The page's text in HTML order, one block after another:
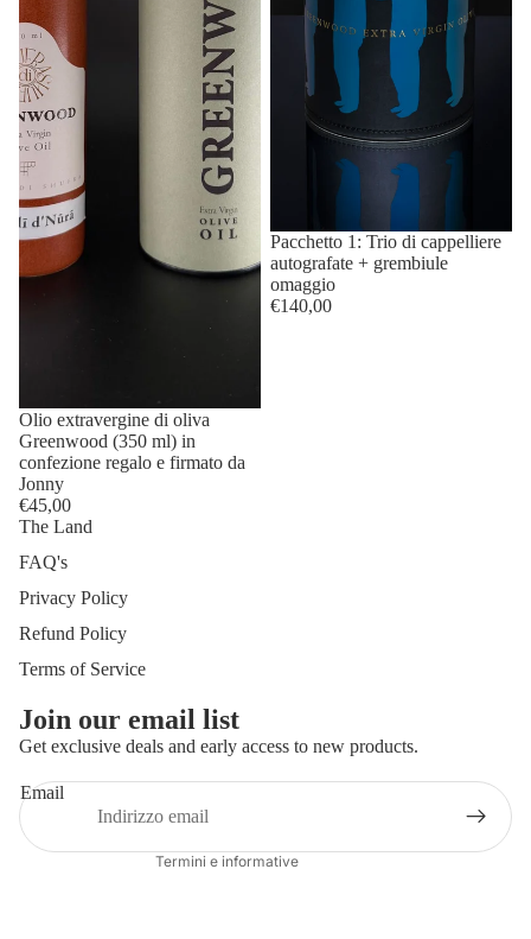
Olio extravergine di oliva
Greenwood (350 ml) in
confezione regalo e firmato da
Jonny
€45,00
Pacchetto 1: Trio di cappelliere
autografate + grembiule
omaggio
€140,00
The Land
FAQ's
Privacy Policy
Refund Policy
Terms of Service
Join our email list
Get exclusive deals and early access to new products.
Email
Termini e informative
Informativa sui rimborsi
Informativa sulla privacy
Termini e condizioni del servizio